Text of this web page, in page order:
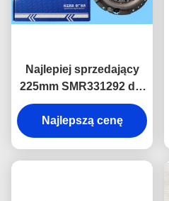
Najlepiej sprzedający
225mm SMR331292 dla
silnika Mitsubishi 4G64.
Najlepszą cenę